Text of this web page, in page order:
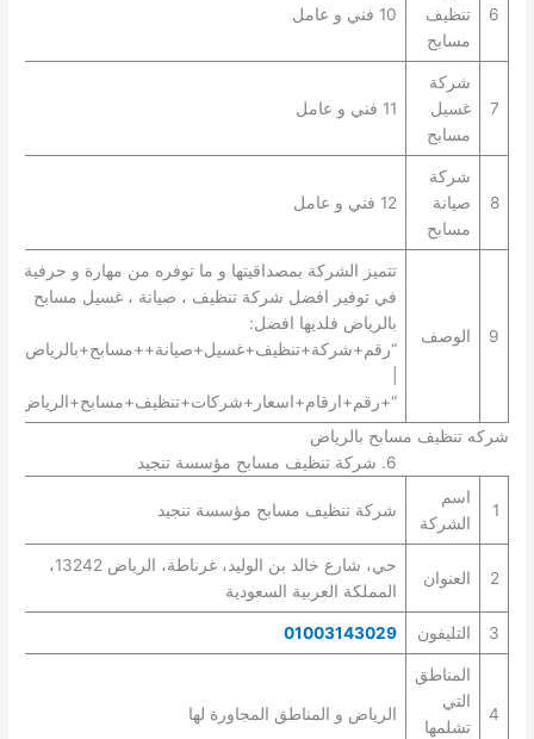
6
تنظيف
مسابح
10 فني و عامل
7
شركة
غسيل
مسابح
11 فني و عامل
8
شركة
صيانة
مسابح
12 فني و عامل
9 الوصف
تتميز الشركة بمصداقيتها و ما توفره من مهارة و حرفية
في توفير افضل شركة تنظيف ، صيانة ، غسيل مسابح
بالرياض فلديها افضل:
“رقم+شركة+تنظيف+غسيل+صيانة++مسابح+بالرياض+”
“+رقم+ارقام+اسعار+شركات+تنظيف+مسابح+الرياض+”.
شركه تنظيف مسابح بالرياض
6. شركة تنظيف مسابح مؤسسة تنجيد
1
اسم
الشركة
شركة تنظيف مسابح مؤسسة تنجيد
2 العنوان
حي، شارع خالد بن الوليد، غرناطة، الرياض 13242،
المملكة العربية السعودية
3 التليفون 01003143029
4
المناطق
التي
تشلمها
الرياض و المناطق المجاورة لها